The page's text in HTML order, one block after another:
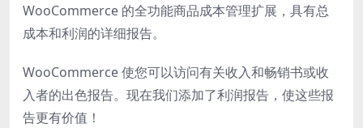
WooCommerce 的全功能商品成本管理扩展，具有总
成本和利润的详细报告。
WooCommerce 使您可以访问有关收入和畅销书或收
入者的出色报告。现在我们添加了利润报告，使这些报
告更有价值！